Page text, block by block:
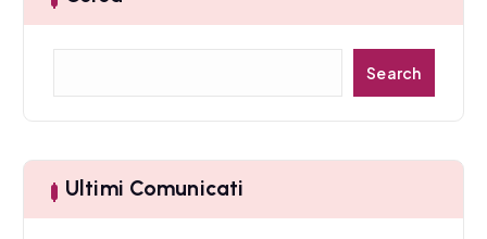
a
Search
Ultimi Comunicati